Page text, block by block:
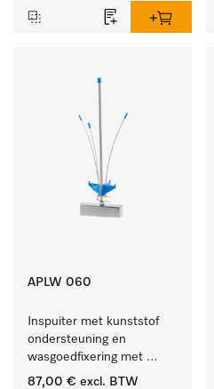
APLW 060
Inspuiter met kunststof
ondersteuning en
wasgoedfixering met
vergr., Ø 6, lengte
87,00 € excl. BTW